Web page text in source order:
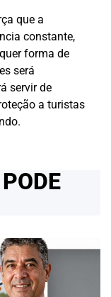
que a
constante,
forma de
será
servir de
a turistas